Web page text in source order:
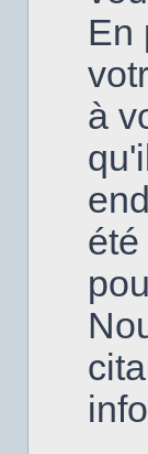
En
à